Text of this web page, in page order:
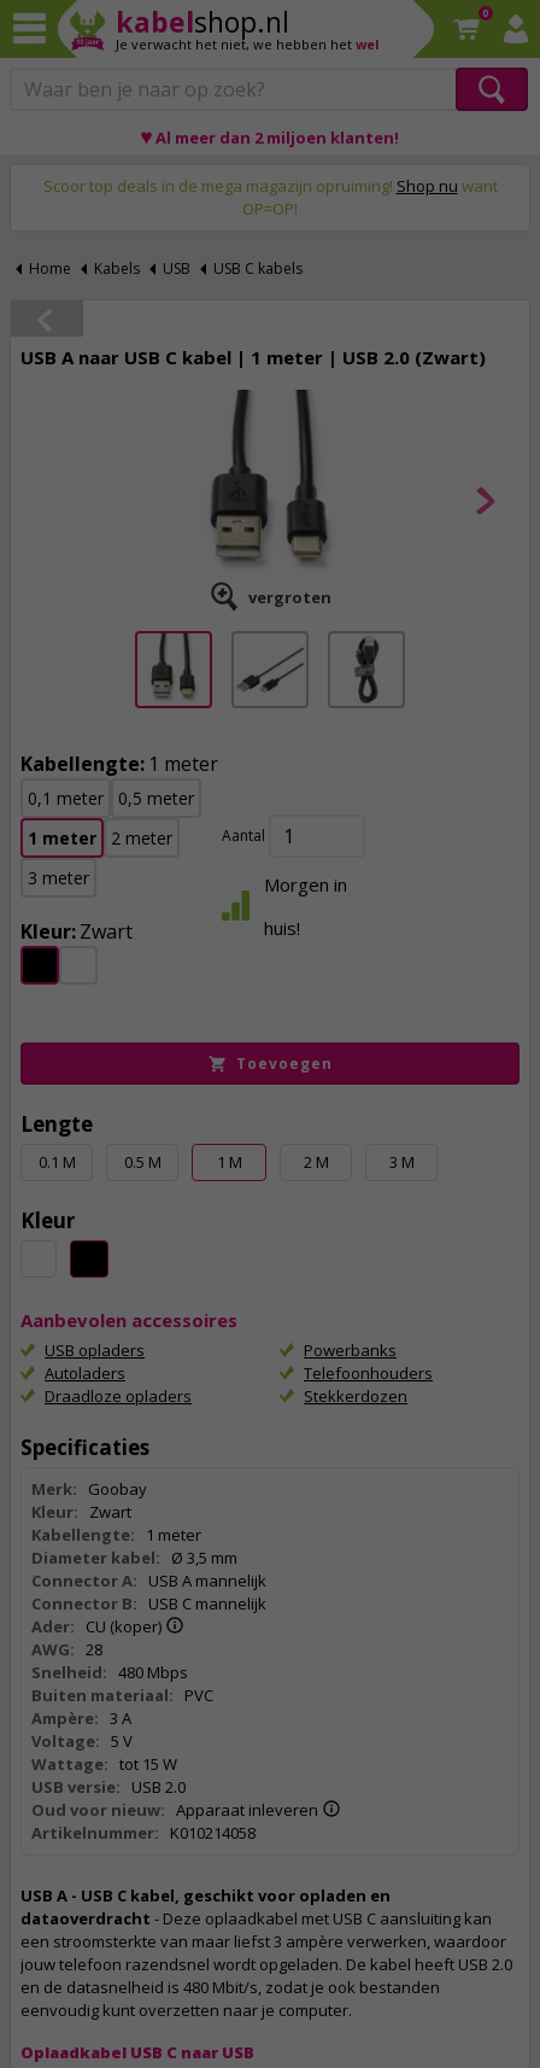
kabelshop.nl
Je verwacht het niet, we hebben het wel
0
♥ Al meer dan 2 miljoen klanten!
Scoor top deals in de mega magazijn opruiming! Shop nu want
OP=OP!
Home Kabels USB USB C kabels
USB A naar USB C kabel | 1 meter | USB 2.0 (Zwart)
vergroten
Kabellengte: 1 meter
0,1 meter
0,5 meter
1 meter
2 meter
3 meter
Kleur:Zwart
Aantal
Morgen in
huis!
Toevoegen
Lengte
0.1 M 0.5 M 1 M 2 M 3 M
Kleur
Aanbevolen accessoires
USB opladers
Autoladers
Draadloze opladers
Powerbanks
Telefoonhouders
Stekkerdozen
Specificaties
Merk:
Goobay
Kleur:
Zwart
Kabellengte:
1 meter
Diameter kabel:
Ø 3,5 mm
Connector A:
USB A mannelijk
Connector B:
USB C mannelijk
Ader:
CU (koper)
AWG: 28
Snelheid: 480 Mbps
Buiten materiaal:
PVC
Ampère: 3 A
Voltage: 5 V
Wattage: tot 15 W
USB versie:
USB 2.0
Oud voor nieuw: Apparaat inleveren
Artikelnummer:
K010214058
USB A - USB C kabel, geschikt voor opladen en
dataoverdracht - Deze oplaadkabel met USB C aansluiting kan
een stroomsterkte van maar liefst 3 ampère verwerken, waardoor
jouw telefoon razendsnel wordt opgeladen. De kabel heeft USB 2.0
en de datasnelheid is 480 Mbit/s, zodat je ook bestanden
eenvoudig kunt overzetten naar je computer.
Oplaadkabel USB C naar USB